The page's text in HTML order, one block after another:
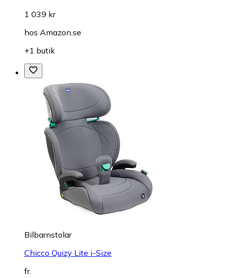
1 039 kr
hos Amazon.se
+1 butik
Bilbarnstolar
Chicco Quizy Lite i-Size
fr.